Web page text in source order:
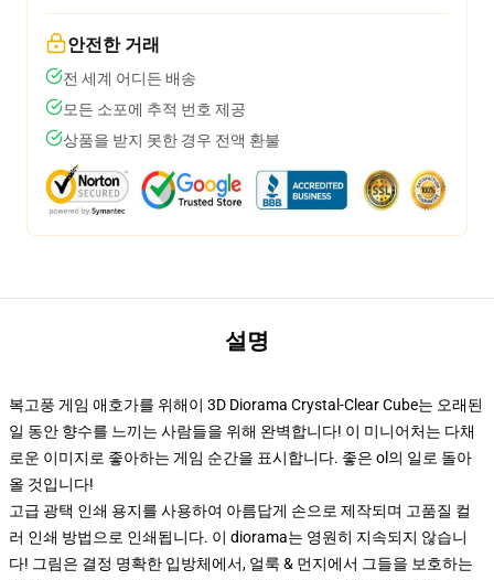
안전한 거래
전 세계 어디든 배송
모든 소포에 추적 번호 제공
상품을 받지 못한 경우 전액 환불
설명
복고풍 게임 애호가를 위해이 3D Diorama Crystal-Clear Cube는 오래된
일 동안 향수를 느끼는 사람들을 위해 완벽합니다! 이 미니어처는 다채
로운 이미지로 좋아하는 게임 순간을 표시합니다. 좋은 ol의 일로 돌아
올 것입니다!
고급 광택 인쇄 용지를 사용하여 아름답게 손으로 제작되며 고품질 컬
러 인쇄 방법으로 인쇄됩니다. 이 diorama는 영원히 지속되지 않습니
다! 그림은 결정 명확한 입방체에서, 얼룩 & 먼지에서 그들을 보호하는